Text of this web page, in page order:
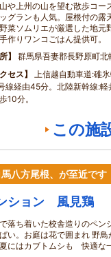
や上州の山を望む散歩コー
グランも人気。屋根付の露
菜ソムリエが厳選した地元
作りワンコごはん提供可。
群馬県吾妻郡長野原町
セス
上信越自動車道:碓
線経由45分。北陸新幹線:
10分。
この施
八方尾根、が至近です
ション 風見鶏
落ち着いた校舎造りのペン
い。お庭は花で囲まれ 野
にはカブトムシも 快適な